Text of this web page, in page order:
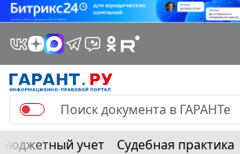
Бюджетный учет Судебная практика